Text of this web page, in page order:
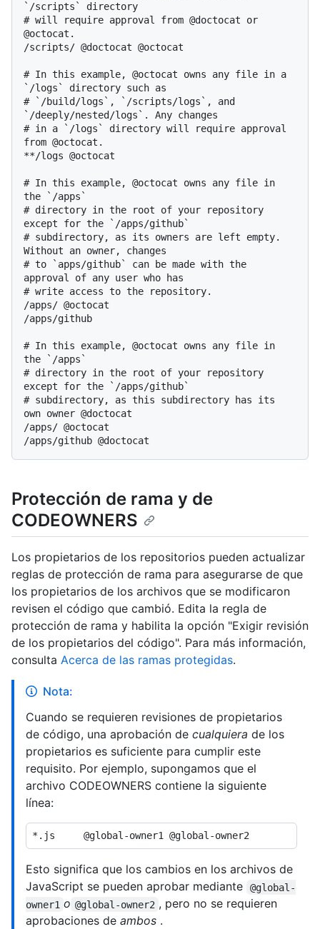
`/scripts` directory
# will require approval from @doctocat or
@octocat.
/scripts/ @doctocat @octocat
# In this example, @octocat owns any file in a
`/logs` directory such as
# `/build/logs`, `/scripts/logs`, and
`/deeply/nested/logs`. Any changes
# in a `/logs` directory will require approval
from @octocat.
**/logs @octocat
# In this example, @octocat owns any file in
the `/apps`
# directory in the root of your repository
except for the `/apps/github`
# subdirectory, as its owners are left empty.
Without an owner, changes
# to `apps/github` can be made with the
approval of any user who has
# write access to the repository.
/apps/ @octocat
/apps/github
# In this example, @octocat owns any file in
the `/apps`
# directory in the root of your repository
except for the `/apps/github`
# subdirectory, as this subdirectory has its
own owner @doctocat
/apps/ @octocat
Protección de rama y de
CODEOWNERS
Los propietarios de los repositorios pueden actualizar
reglas de protección de rama para asegurarse de que
los propietarios de los archivos que se modificaron
revisen el código que cambió. Edita la regla de
protección de rama y habilita la opción "Exigir revisión
de los propietarios del código". Para más información,
consulta Acerca de las ramas protegidas.
Nota:
Cuando se requieren revisiones de propietarios
de código, una aprobación de cualquiera de los
propietarios es suficiente para cumplir este
requisito. Por ejemplo, supongamos que el
archivo CODEOWNERS contiene la siguiente
línea:
Esto significa que los cambios en los archivos de
JavaScript se pueden aprobar mediante
@global-
owner1 o @global-owner2 , pero no se requieren
aprobaciones de ambos .